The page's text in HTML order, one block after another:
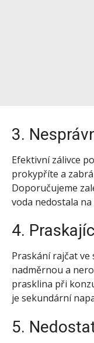
3.
Efektivní zálivce
prokypříte a
Doporučujeme
voda nedostala na
4.
Praskání rajčat
nadměrnou a
prasklina při
je sekundární
5.